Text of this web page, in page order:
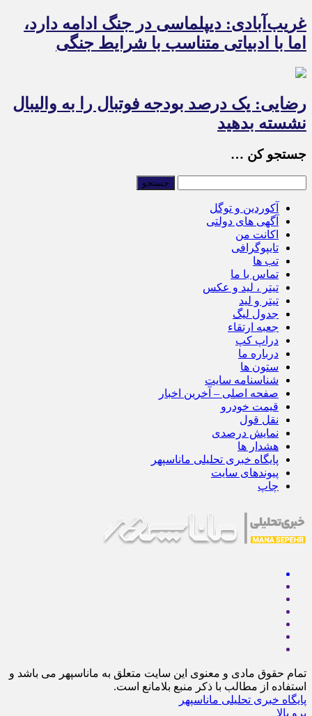
غریب‌آبادی: دیپلماسی در جنگ ادامه دارد،
اما با ادبیاتی متناسب با شرایط جنگی
رضایی: یک درصد بودجه فوتبال را به والیبال
نشسته بدهید
جستجو کن …
آکوردین و توگل
آگهی های دولتی
اکانت من
تایپوگرافی
تب ها
تماس با ما
تیتر ، لید و عکس
تیتر و لید
جدول لیگ
جعبه ارتقاء
دراپ کپ
درباره ما
ستون ها
شناسنامه سایت
صفحه اصلی – آخرین اخبار
قیمت خودرو
نقل قول
نمایش درصدی
هشدار ها
پایگاه خبری تحلیلی ماناسپهر
پیوندهای سایت
چاپ
تمام حقوق مادی و معنوی این سایت متعلق به ماناسپهر می باشد و
استفاده از مطالب با ذکر منبع بلامانع است.
پایگاه خبری تحلیلی ماناسپهر
برو بالا